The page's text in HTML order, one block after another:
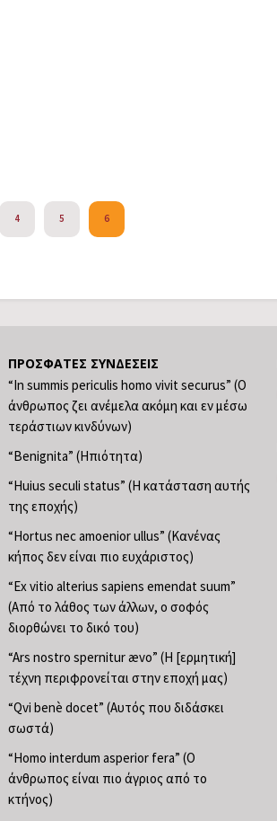
4 5 6
ΠΡΌΣΦΑΤΕΣ ΣΥΝΔΈΣΕΙΣ
“In summis periculis homo vivit securus” (Ο
άνθρωπος ζει ανέμελα ακόμη και εν μέσω
τεράστιων κινδύνων)
“Benignita” (Ηπιότητα)
“Huius seculi status” (Η κατάσταση αυτής
της εποχής)
“Hortus nec amoenior ullus” (Κανένας
κήπος δεν είναι πιο ευχάριστος)
“Ex vitio alterius sapiens emendat suum”
(Από το λάθος των άλλων, ο σοφός
διορθώνει το δικό του)
“Ars nostro spernitur ævo” (Η [ερμητική]
τέχνη περιφρονείται στην εποχή μας)
“Qvi benè docet” (Αυτός που διδάσκει
σωστά)
“Homo interdum asperior fera” (Ο
άνθρωπος είναι πιο άγριος από το
κτήνος)